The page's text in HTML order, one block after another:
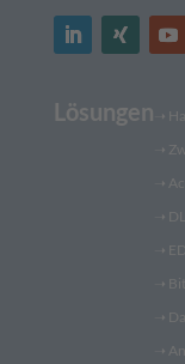
Lösungen ➝
➝
➝
➝
➝
➝
➝
➝